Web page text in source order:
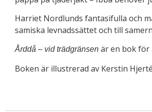
Harriet Nordlunds fantasifulla och
samiska levnadssättet och till
Årddå – vid trädgränsen är en bok för
Boken är illustrerad av Kerstin